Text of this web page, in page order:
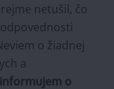
netušil, čo
o žiadnej
a
informujem o